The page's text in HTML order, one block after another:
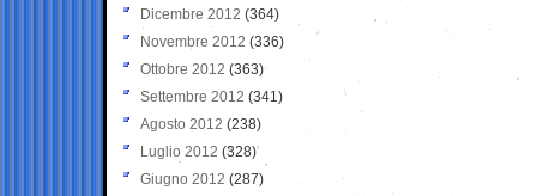
Dicembre 2012 (364)
Novembre 2012 (336)
Ottobre 2012 (363)
Settembre 2012 (341)
Agosto 2012 (238)
Luglio 2012 (328)
Giugno 2012 (287)